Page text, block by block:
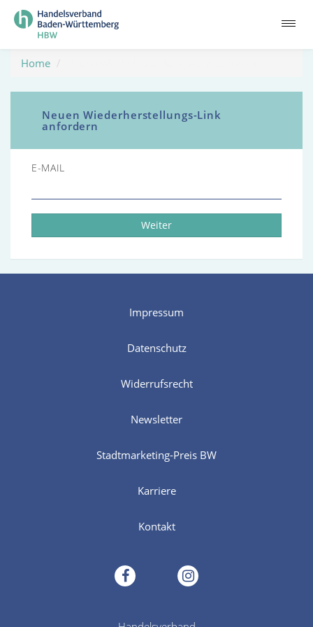
Home
Neuen Wiederherstellungs-Link
anfordern
E-MAIL
Weiter
Impressum
Datenschutz
Widerrufsrecht
Newsletter
Stadtmarketing-Preis BW
Karriere
Kontakt
facebook instagram